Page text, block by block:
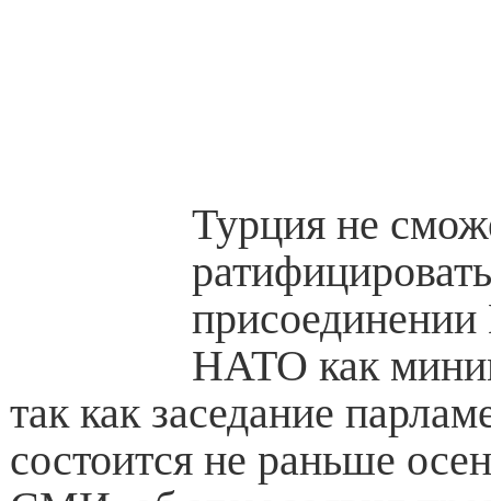
Турция не
НАТО как
так как заседание
состоится не раньше